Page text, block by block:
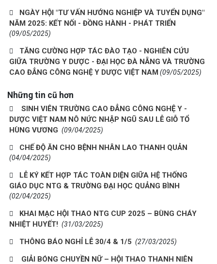
NGÀY HỘI "TƯ VẤN HƯỚNG NGHIỆP VÀ TUYỂN DỤNG"
NĂM 2025: KẾT NỐI - ĐỒNG HÀNH - PHÁT TRIỂN
(09/05/2025)
TĂNG CƯỜNG HỢP TÁC ĐÀO TẠO - NGHIÊN CỨU
GIỮA TRƯỜNG Y DƯỢC - ĐẠI HỌC ĐÀ NẴNG VÀ TRƯỜNG
CAO ĐẲNG CÔNG NGHỆ Y DƯỢC VIỆT NAM (09/05/2025)
Những tin cũ hơn
SINH VIÊN TRƯỜNG CAO ĐẲNG CÔNG NGHỆ Y -
DƯỢC VIỆT NAM NÔ NỨC NHẬP NGŨ SAU LỄ GIỖ TỔ
HÙNG VƯƠNG (09/04/2025)
CHẾ ĐỘ ĂN CHO BỆNH NHÂN LAO THANH QUẢN
(04/04/2025)
LỄ KÝ KẾT HỢP TÁC TOÀN DIỆN GIỮA HỆ THỐNG
GIÁO DỤC NTG & TRƯỜNG ĐẠI HỌC QUẢNG BÌNH
(02/04/2025)
KHAI MẠC HỘI THAO NTG CUP 2025 – BÙNG CHÁY
NHIỆT HUYẾT! (31/03/2025)
THÔNG BÁO NGHỈ LỄ 30/4 & 1/5 (27/03/2025)
GIẢI BÓNG CHUYỀN NỮ – HỘI THAO THANH NIÊN